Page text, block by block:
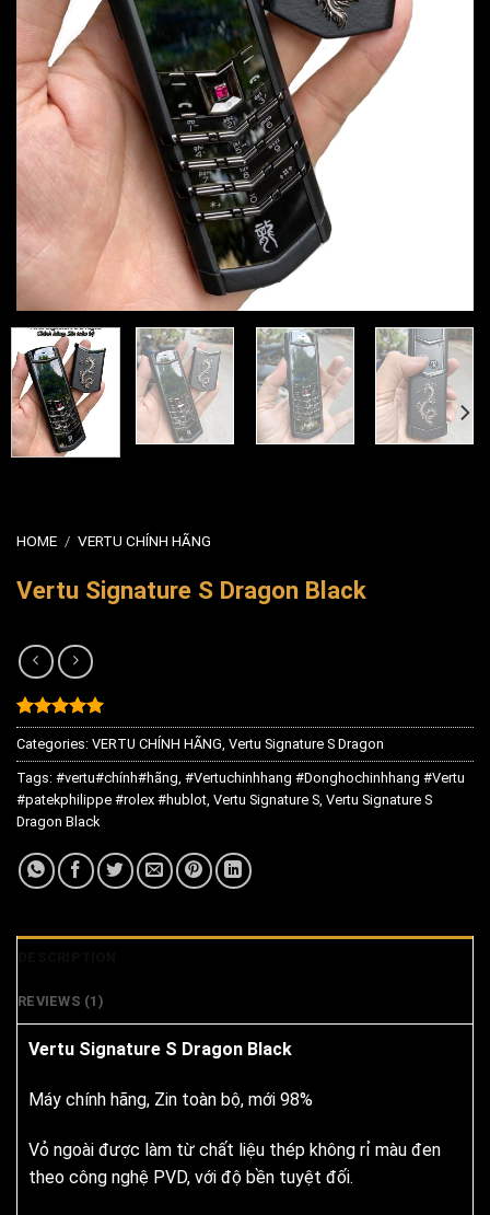
HOME / VERTU CHÍNH HÃNG
Vertu Signature S Dragon Black
Rated5.00
out of 5
based on
1
customer
rating
Categories: VERTU CHÍNH HÃNG, Vertu Signature S Dragon
Tags: #vertu#chính#hãng, #Vertuchinhhang #Donghochinhhang #Vertu
#patekphilippe #rolex #hublot, Vertu Signature S, Vertu Signature S
Dragon Black
REVIEWS (1)
Vertu Signature S Dragon Black
Máy chính hãng, Zin toàn bộ, mới 98%
Vỏ ngoài được làm từ chất liệu thép không rỉ màu đen
theo công nghệ PVD, với độ bền tuyệt đối.